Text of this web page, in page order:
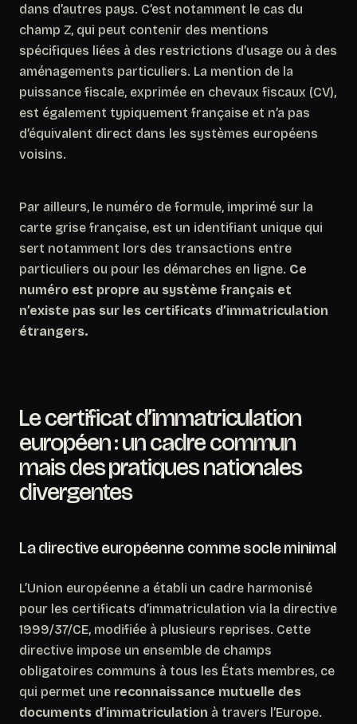
dans d’autres pays. C’est notamment le cas du
champ Z, qui peut contenir des mentions
spécifiques liées à des restrictions d’usage ou à des
aménagements particuliers. La mention de la
puissance fiscale, exprimée en chevaux fiscaux (CV),
est également typiquement française et n’a pas
d’équivalent direct dans les systèmes européens
voisins.
Par ailleurs, le numéro de formule, imprimé sur la
carte grise française, est un identifiant unique qui
sert notamment lors des transactions entre
particuliers ou pour les démarches en ligne. Ce
numéro est propre au système français et
n’existe pas sur les certificats d’immatriculation
étrangers.
Le certificat d’immatriculation
européen : un cadre commun
mais des pratiques nationales
divergentes
La directive européenne comme socle minimal
L’Union européenne a établi un cadre harmonisé
pour les certificats d’immatriculation via la directive
1999/37/CE, modifiée à plusieurs reprises. Cette
directive impose un ensemble de champs
obligatoires communs à tous les États membres, ce
qui permet une reconnaissance mutuelle des
documents d’immatriculation à travers l’Europe.